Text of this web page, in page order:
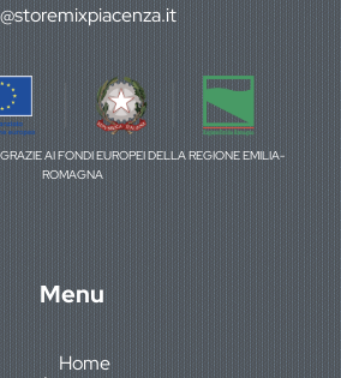
AI FONDI EUROPEI DELLA REGIONE EMILIA-
ROMAGNA
Menu
Home